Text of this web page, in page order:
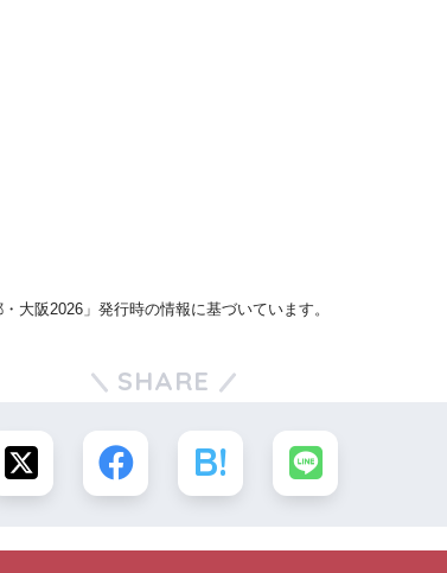
大阪2026」発行時の情報に基づいています。
SHARE